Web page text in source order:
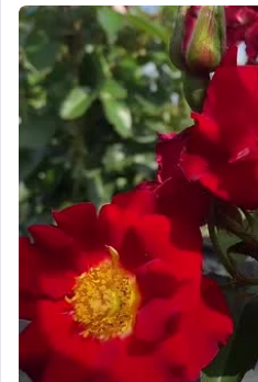
слишком поздно.
Первые признаки обычно
На них возникают
неправильной формы.
У
выглядят угловатыми, у
вдоль центральной
начинают
неровными, словно
желтеют и опадают
высокой влажности на
пластинки можно
белый налёт - это
#врачебница